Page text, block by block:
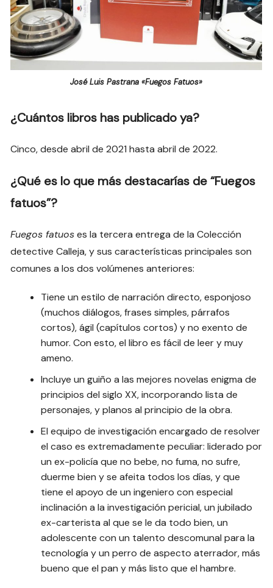
José Luis Pastrana «Fuegos Fatuos»
¿Cuántos libros has publicado ya?
Cinco, desde abril de 2021 hasta abril de 2022.
¿Qué es lo que más destacarías de “Fuegos
fatuos”?
Fuegos fatuoses la tercera entrega de la Colección
detective Calleja, y sus características principales son
comunes a los dos volúmenes anteriores:
Tiene un estilo de narración directo, esponjoso
(muchos diálogos, frases simples, párrafos
cortos), ágil (capítulos cortos) y no exento de
humor. Con esto, el libro es fácil de leer y muy
ameno.
Incluye un guiño a las mejores novelas enigma de
principios del siglo XX, incorporando lista de
personajes, y planos al principio de la obra.
El equipo de investigación encargado de resolver
el caso es extremadamente peculiar: liderado por
un ex-policía que no bebe, no fuma, no sufre,
duerme bien y se afeita todos los días, y que
tiene el apoyo de un ingeniero con especial
inclinación a la investigación pericial, un jubilado
ex-carterista al que se le da todo bien, un
adolescente con un talento descomunal para la
tecnología y un perro de aspecto aterrador, más
bueno que el pan y más listo que el hambre.